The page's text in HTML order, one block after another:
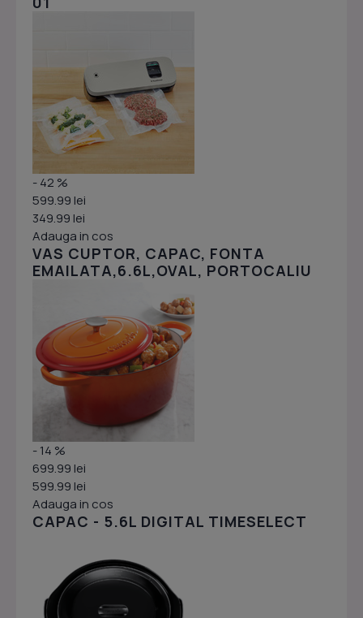
- 42 %
599.99 lei
349.99 lei
Adauga in cos
VAS CUPTOR, CAPAC, FONTA
EMAILATA,6.6L,OVAL, PORTOCALIU
- 14 %
699.99 lei
599.99 lei
Adauga in cos
CAPAC - 5.6L DIGITAL TIMESELECT